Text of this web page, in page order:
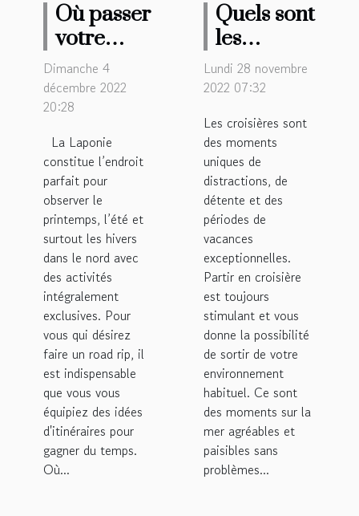
Où passer
votre
séjour en
Laponie ?
Dimanche 4
décembre 2022
20:28
La Laponie
constitue l’endroit
parfait pour
observer le
printemps, l’été et
surtout les hivers
dans le nord avec
des activités
intégralement
exclusives. Pour
vous qui désirez
faire un road rip, il
est indispensable
que vous vous
équipiez des idées
d'itinéraires pour
gagner du temps.
Où...
Quels sont
les
avantages
des
croisières
?
Lundi 28 novembre
2022 07:32
Les croisières sont
des moments
uniques de
distractions, de
détente et des
périodes de
vacances
exceptionnelles.
Partir en croisière
est toujours
stimulant et vous
donne la possibilité
de sortir de votre
environnement
habituel. Ce sont
des moments sur la
mer agréables et
paisibles sans
problèmes...